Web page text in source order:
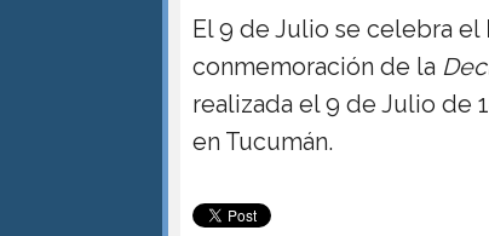
El 9 de Julio se celebra el
conmemoración de la
realizada el 9 de Julio de
en Tucumán.